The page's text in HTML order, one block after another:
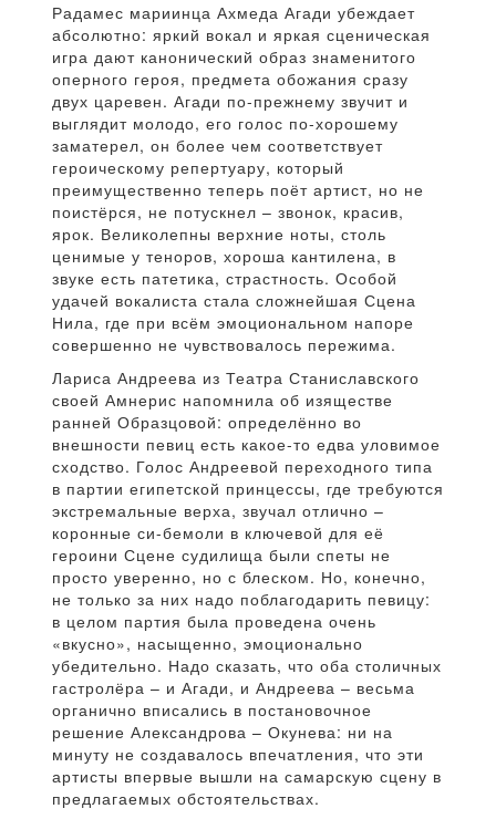
Радамес мариинца Ахмеда Агади убеждает
абсолютно: яркий вокал и яркая сценическая
игра дают канонический образ знаменитого
оперного героя, предмета обожания сразу
двух царевен. Агади по-прежнему звучит и
выглядит молодо, его голос по-хорошему
заматерел, он более чем соответствует
героическому репертуару, который
преимущественно теперь поёт артист, но не
поистёрся, не потускнел – звонок, красив,
ярок. Великолепны верхние ноты, столь
ценимые у теноров, хороша кантилена, в
звуке есть патетика, страстность. Особой
удачей вокалиста стала сложнейшая Сцена
Нила, где при всём эмоциональном напоре
совершенно не чувствовалось пережима.
Лариса Андреева из Театра Станиславского
своей Амнерис напомнила об изяществе
ранней Образцовой: определённо во
внешности певиц есть какое-то едва уловимое
сходство. Голос Андреевой переходного типа
в партии египетской принцессы, где требуются
экстремальные верха, звучал отлично –
коронные си-бемоли в ключевой для её
героини Сцене судилища были спеты не
просто уверенно, но с блеском. Но, конечно,
не только за них надо поблагодарить певицу:
в целом партия была проведена очень
«вкусно», насыщенно, эмоционально
убедительно. Надо сказать, что оба столичных
гастролёра – и Агади, и Андреева – весьма
органично вписались в постановочное
решение Александрова – Окунева: ни на
минуту не создавалось впечатления, что эти
артисты впервые вышли на самарскую сцену в
предлагаемых обстоятельствах.